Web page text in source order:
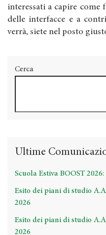
interessati a capire
delle interfacce e a
verrà, siete nel posto
Cerca
Ultime
Scuola Estiva BOOST
Esito dei piani di studio
2026
Esito dei piani di studio
2026